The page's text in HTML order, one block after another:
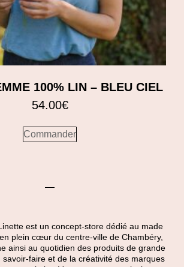
100% LIN – BLEU CIEL
54.00€
Commander
est un concept-store dédié au made
plein cœur du centre-ville de Chambéry,
ainsi au quotidien des produits de grande
faire et de la créativité des marques